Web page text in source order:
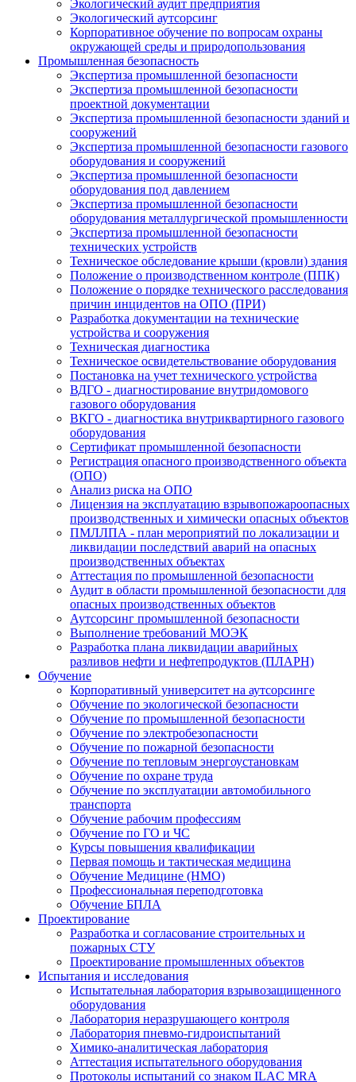
Экологический аудит предприятия
Экологический аутсорсинг
Корпоративное обучение по вопросам охраны
окружающей среды и природопользования
Промышленная безопасность
Экспертиза промышленной безопасности
Экспертиза промышленной безопасности
проектной документации
Экспертиза промышленной безопасности зданий и
сооружений
Экспертиза промышленной безопасности газового
оборудования и сооружений
Экспертиза промышленной безопасности
оборудования под давлением
Экспертиза промышленной безопасности
оборудования металлургической промышленности
Экспертиза промышленной безопасности
технических устройств
Техническое обследование крыши (кровли) здания
Положение о производственном контроле (ППК)
Положение о порядке технического расследования
причин инцидентов на ОПО (ПРИ)
Разработка документации на технические
устройства и сооружения
Техническая диагностика
Техническое освидетельствование оборудования
Постановка на учет технического устройства
ВДГО - диагностирование внутридомового
газового оборудования
ВКГО - диагностика внутриквартирного газового
оборудования
Сертификат промышленной безопасности
Регистрация опасного производственного объекта
(ОПО)
Анализ риска на ОПО
Лицензия на эксплуатацию взрывопожароопасных
производственных и химически опасных объектов
ПМЛЛПА - план мероприятий по локализации и
ликвидации последствий аварий на опасных
производственных объектах
Аттестация по промышленной безопасности
Аудит в области промышленной безопасности для
опасных производственных объектов
Аутсорсинг промышленной безопасности
Выполнение требований МОЭК
Разработка плана ликвидации аварийных
разливов нефти и нефтепродуктов (ПЛАРН)
Обучение
Корпоративный университет на аутсорсинге
Обучение по экологической безопасности
Обучение по промышленной безопасности
Обучение по электробезопасности
Обучение по пожарной безопасности
Обучение по тепловым энергоустановкам
Обучение по охране труда
Обучение по эксплуатации автомобильного
транспорта
Обучение рабочим профессиям
Обучение по ГО и ЧС
Курсы повышения квалификации
Первая помощь и тактическая медицина
Обучение Медицине (НМО)
Профессиональная переподготовка
Обучение БПЛА
Проектирование
Разработка и согласование строительных и
пожарных СТУ
Проектирование промышленных объектов
Испытания и исследования
Испытательная лаборатория взрывозащищенного
оборудования
Лаборатория неразрушающего контроля
Лаборатория пневмо-гидроиспытаний
Химико-аналитическая лаборатория
Аттестация испытательного оборудования
Протоколы испытаний со знаком ILAC MRA